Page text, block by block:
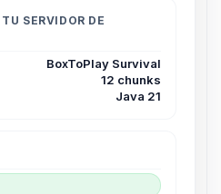
SERVIDOR DE
BoxToPlay Survival
12 chunks
Java 21
Cuentame
moveré mis
para ayudarte.